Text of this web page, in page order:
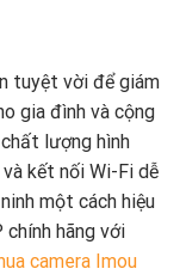
tuyệt vời để giám
gia đình và cộng
lượng hình
kết nối Wi-Fi dễ
một cách hiệu
chính hãng với
camera Imou